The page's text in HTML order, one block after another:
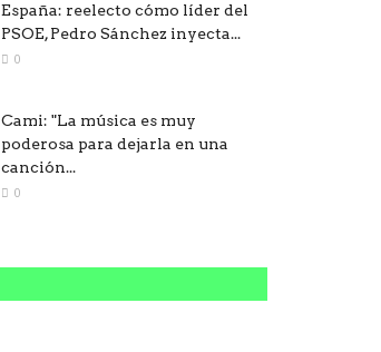
España: reelecto cómo líder del
PSOE, Pedro Sánchez inyecta...
0
Cami: "La música es muy
poderosa para dejarla en una
canción...
0